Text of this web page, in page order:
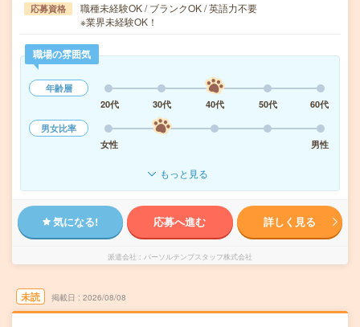
応募資格
職種未経験OK / ブランクOK / 英語力不要
※業界未経験OK！
職場の雰囲気
年齢層
20代
30代 40代 50代
60代
男女比率
女性
男性
もっと見る
気になる! 応募へ進む 詳しく見る
派遣会社 パーソルテンプスタッフ株式会社
未読 掲載日 2026/08/08